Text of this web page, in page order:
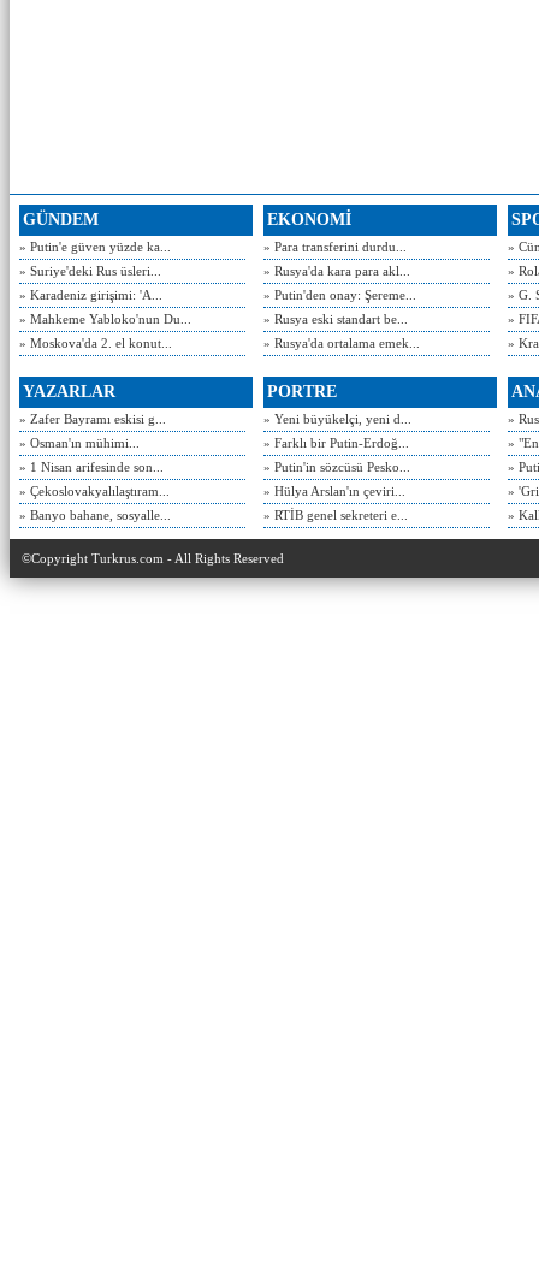
GÜNDEM
» Putin'e güven yüzde ka...
» Suriye'deki Rus üsleri...
» Karadeniz girişimi: 'A...
» Mahkeme Yabloko'nun Du...
» Moskova'da 2. el konut...
EKONOMİ
» Para transferini durdu...
» Rusya'da kara para akl...
» Putin'den onay: Şereme...
» Rusya eski standart be...
» Rusya'da ortalama emek...
»
»
» G.
»
»
YAZARLAR
» Zafer Bayramı eskisi g...
» Osman'ın mühimi...
» 1 Nisan arifesinde son...
» Çekoslovakyalılaştıram...
» Banyo bahane, sosyalle...
PORTRE
» Yeni büyükelçi, yeni d...
» Farklı bir Putin-Erdoğ...
» Putin'in sözcüsü Pesko...
» Hülya Arslan'ın çeviri...
» RTİB genel sekreteri e...
»
»
»
»
»
©Copyright Turkrus.com - All Rights Reserved